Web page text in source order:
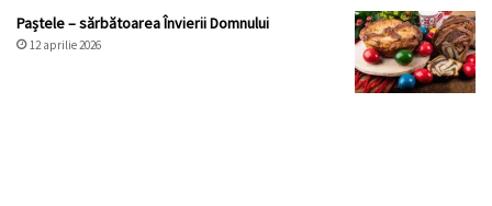
Paștele – sărbătoarea Învierii Domnului
12 aprilie 2026